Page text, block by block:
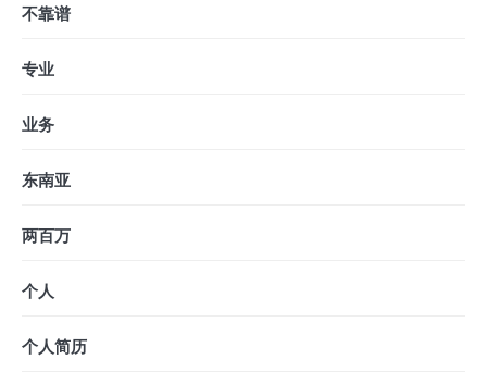
不靠谱
专业
业务
东南亚
两百万
个人
个人简历